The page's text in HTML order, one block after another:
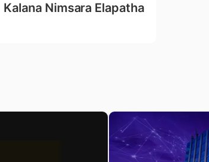
Kalana Nimsara Elapatha